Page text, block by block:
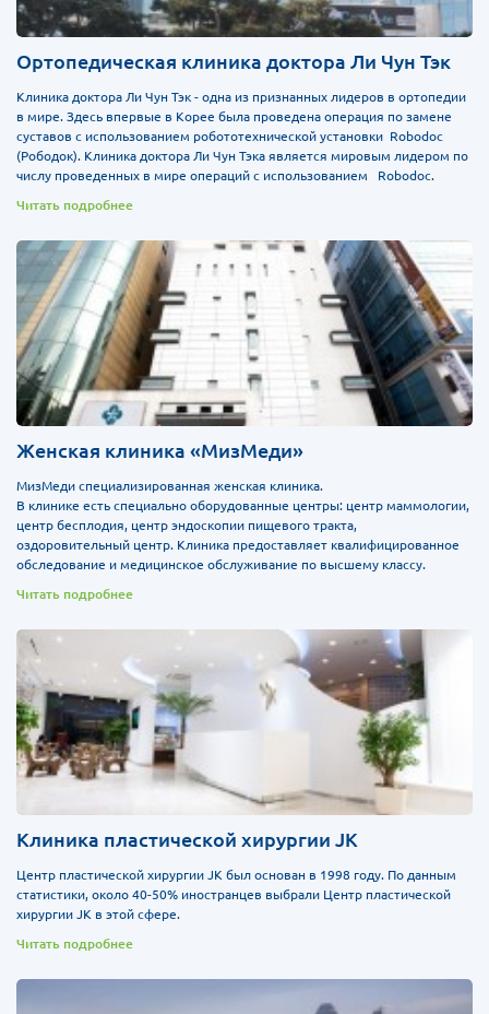
Ортопедическая клиника доктора Ли Чун Тэк
Клиника доктора Ли Чун Тэк - одна из признанных лидеров в ортопедии
в мире. Здесь впервые в Корее была проведена операция по замене
суставов с использованием робототехнической установки Robodoc
(Рободок). Клиника доктора Ли Чун Тэка является мировым лидером по
числу проведенных в мире операций с использованием Robodoc.
Читать подробнее
Женская клиника «МизМеди»
МизМеди специализированная женская клиника.
В клинике есть специально оборудованные центры: центр маммологии,
центр бесплодия, центр эндоскопии пищевого тракта,
оздоровительный центр. Клиника предоставляет квалифицированное
обследование и медицинское обслуживание по высшему классу.
Читать подробнее
Клиника пластической хирургии JK
Центр пластической хирургии JK был основан в 1998 году. По данным
статистики, около 40-50% иностранцев выбрали Центр пластической
хирургии JK в этой сфере.
Читать подробнее